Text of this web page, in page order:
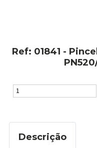
Ref: 01841 -
Descrição